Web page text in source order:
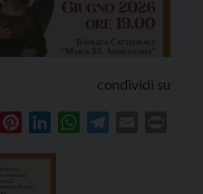
condividi su
ThreadsPinterestLinkedInWhatsApp